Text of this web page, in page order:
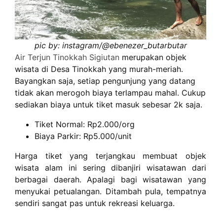
pic by: instagram/@ebenezer_butarbutar
Air Terjun Tinokkah Sigiutan merupakan objek
wisata di Desa Tinokkah yang murah-meriah.
Bayangkan saja, setiap pengunjung yang datang
tidak akan merogoh biaya terlampau mahal. Cukup
sediakan biaya untuk tiket masuk sebesar 2k saja.
Tiket Normal: Rp2.000/org
Biaya Parkir: Rp5.000/unit
Harga tiket yang terjangkau membuat objek
wisata alam ini sering dibanjiri wisatawan dari
berbagai daerah. Apalagi bagi wisatawan yang
menyukai petualangan. Ditambah pula, tempatnya
sendiri sangat pas untuk rekreasi keluarga.